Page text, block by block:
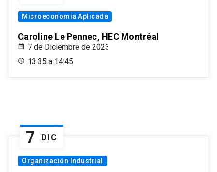
Microeconomía Aplicada
Caroline Le Pennec, HEC Montréal
7 de Diciembre de 2023
13:35 a 14:45
7 DIC
Organización Industrial